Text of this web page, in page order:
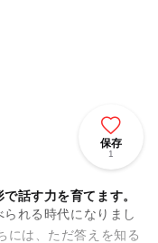
保存
1
話す力を育てます。
れる時代になりまし
には、ただ答えを知る